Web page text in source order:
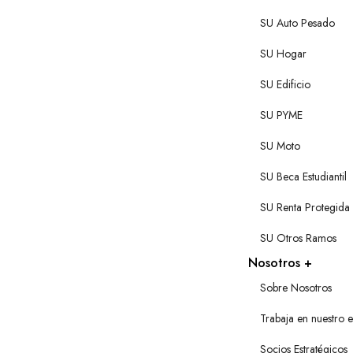
SU Auto Pesado
SU Hogar
SU Edificio
SU PYME
SU Moto
SU Beca Estudiantil
SU Renta Protegida
SU Otros Ramos
Nosotros
Sobre Nosotros
Trabaja en nuestro
Socios Estratégicos